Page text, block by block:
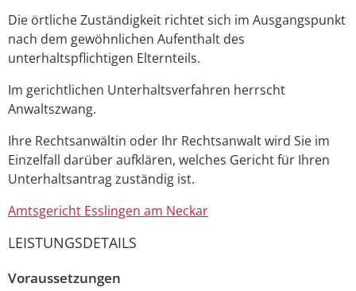
Die örtliche Zuständigkeit richtet sich im Ausgangspunkt
nach dem gewöhnlichen Aufenthalt des
unterhaltspflichtigen Elternteils.
Im gerichtlichen Unterhaltsverfahren herrscht
Anwaltszwang.
Ihre Rechtsanwältin oder Ihr Rechtsanwalt wird Sie im
Einzelfall darüber aufklären, welches Gericht für Ihren
Unterhaltsantrag zuständig ist.
Amtsgericht Esslingen am Neckar
LEISTUNGSDETAILS
Voraussetzungen